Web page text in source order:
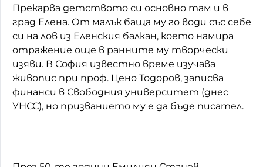
Прекарва детството си основно там и в
град Елена. От малък баща му го води със себе
си на лов из Еленския балкан, което намира
отражение още в ранните му творчески
изяви. В София известно време изучава
живопис при проф. Цено Тодоров, записва
финанси в Свободния университет (днес
УНСС), но призванието му е да бъде писател.